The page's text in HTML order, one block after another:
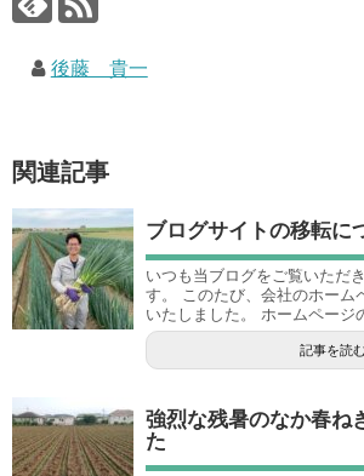
後藤 貴一
関連記事
ブログサイトの移転に
いつも当ブログをご覧いただ
す。 このたび、会社のホーム
いたしました。 ホームページ
記事を読
強烈な残暑のなか春ね
た